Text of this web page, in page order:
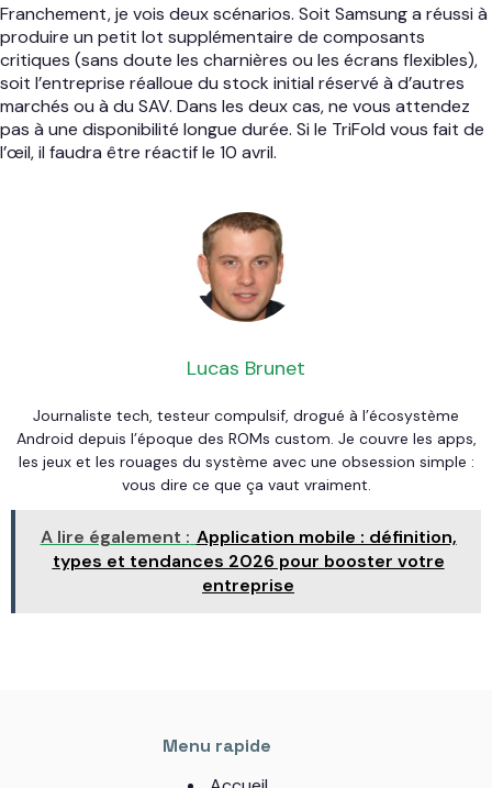
Franchement, je vois deux scénarios. Soit Samsung a réussi à
produire un petit lot supplémentaire de composants
critiques (sans doute les charnières ou les écrans flexibles),
soit l’entreprise réalloue du stock initial réservé à d’autres
marchés ou à du SAV. Dans les deux cas, ne vous attendez
pas à une disponibilité longue durée. Si le TriFold vous fait de
l’œil, il faudra être réactif le 10 avril.
Lucas Brunet
Journaliste tech, testeur compulsif, drogué à l’écosystème
Android depuis l’époque des ROMs custom. Je couvre les apps,
les jeux et les rouages du système avec une obsession simple :
vous dire ce que ça vaut vraiment.
A lire également : Application mobile : définition,
types et tendances 2026 pour booster votre
entreprise
Menu rapide